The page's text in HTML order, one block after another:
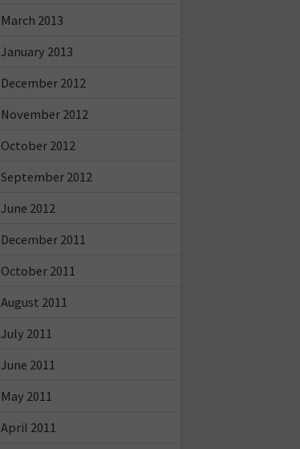
March 2013
January 2013
December 2012
November 2012
October 2012
September 2012
June 2012
December 2011
October 2011
August 2011
July 2011
June 2011
May 2011
April 2011